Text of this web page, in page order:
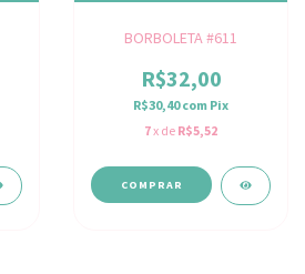
BORBOLETA #611
R$32,00
R$30,40com Pix
7x de R$5,52